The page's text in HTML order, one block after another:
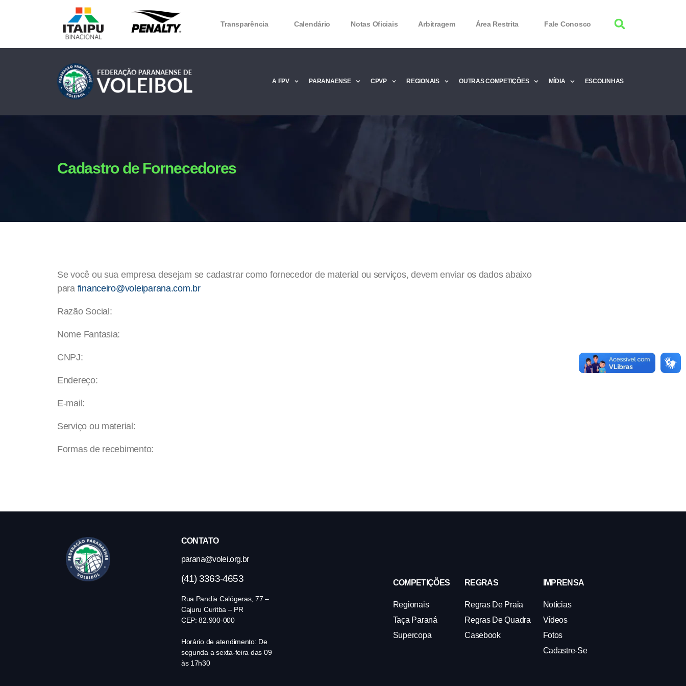
Transparência Calendário Notas Oficiais Arbitragem Área Restrita Fale Conosco
A FPV
Microsoft Office 2016 Product Key 2020 – Free Product Keys
PARANAENSE CPVP REGIONAIS OUTRAS COMPETIÇÕES MÍDIA ESCOLINHAS
Cadastro de Fornecedores
Se você ou sua empresa desejam se cadastrar como fornecedor de material ou serviços, devem enviar os dados abaixo
para financeiro@voleiparana.com.br
Razão Social:
Nome Fantasia:
CNPJ:
Endereço:
E-mail:
Serviço ou material:
Formas de recebimento:
CONTATO
parana@volei.org.br
(41) 3363-4653
Rua Pandia Calógeras, 77 –
Cajuru Curitba – PR
CEP: 82.900-000
Horário de atendimento: De
segunda a sexta-feira das 09
às 17h30
COMPETIÇÕES
Regionais
Taça Paraná
Supercopa
REGRAS
Regras De Praia
Regras De Quadra
Casebook
IMPRENSA
Notícias
Vídeos
Fotos
Cadastre-Se